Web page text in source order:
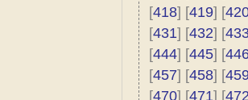
[418] [419] [
[431] [432] [
[444] [445] [
[457] [458] [
[470] [471] [